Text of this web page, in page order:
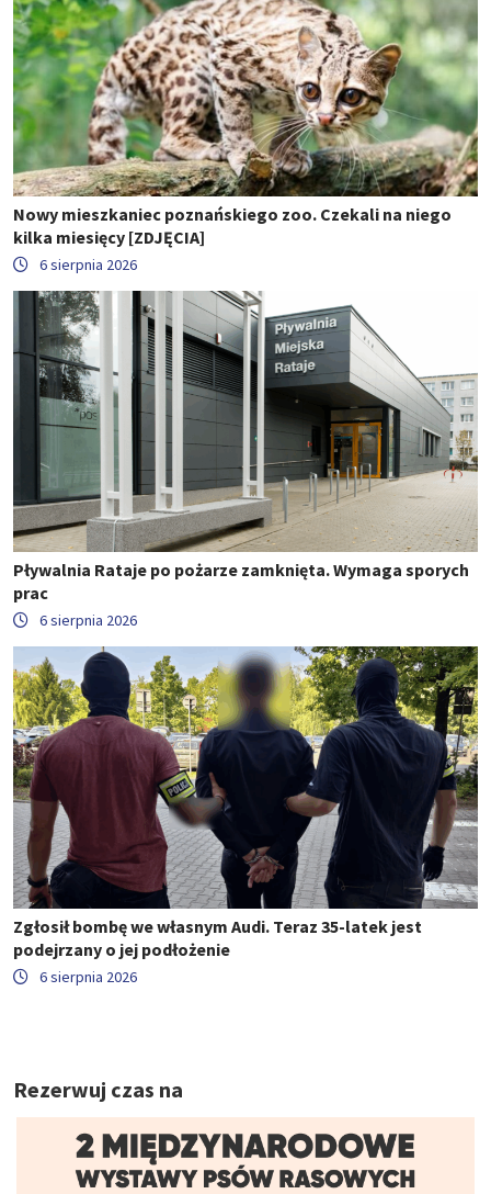
Nowy mieszkaniec poznańskiego zoo. Czekali na niego
kilka miesięcy [ZDJĘCIA]
6 sierpnia 2026
Pływalnia Rataje po pożarze zamknięta. Wymaga sporych
prac
6 sierpnia 2026
Zgłosił bombę we własnym Audi. Teraz 35-latek jest
podejrzany o jej podłożenie
6 sierpnia 2026
Rezerwuj czas na